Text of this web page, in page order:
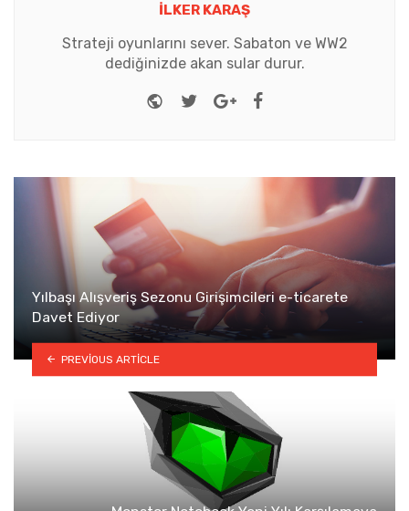
İLKER KARAŞ
Strateji oyunlarını sever. Sabaton ve WW2
dediğinizde akan sular durur.
Website
TwitterGoogle+Facebook
Yılbaşı Alışveriş Sezonu Girişimcileri e-ticarete
Davet Ediyor
PREVIOUS ARTICLE